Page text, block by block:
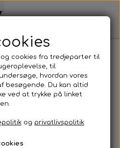
/ DS Nøgle cover
cookies fra tredjeparter til
til
hvordan vores
besøgende. Du kan altid
ved at trykke på linket
og privatlivspolitik